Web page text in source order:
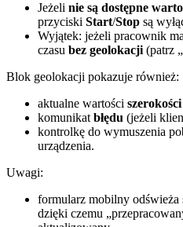
Jeżeli nie są dostępne
przyciski Start/Stop są
Wyjątek: jeżeli pracownik
czasu bez geolokacji (patrz
Blok geolokacji pokazuje również:
aktualne wartości szerokości
komunikat błędu (jeżeli
kontrolkę do wymuszenia
urządzenia.
Uwagi:
formularz mobilny odświeża
dzięki czemu